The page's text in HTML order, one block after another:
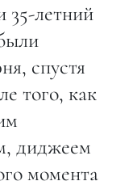
35-летний
спустя
того, как
диджеем
момента